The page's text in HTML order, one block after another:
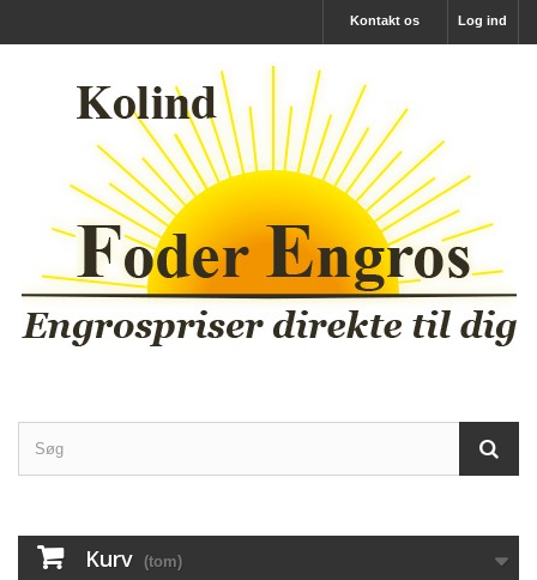
Log ind
Kontakt os
Kurv (tom)